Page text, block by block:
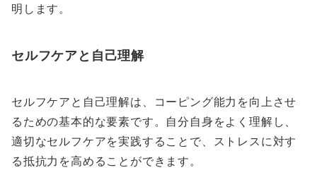
明します。
セルフケアと自己理解
セルフケアと自己理解は、コーピング能力を向上させ
るための基本的な要素です。自分自身をよく理解し、
適切なセルフケアを実践することで、ストレスに対す
る抵抗力を高めることができます。